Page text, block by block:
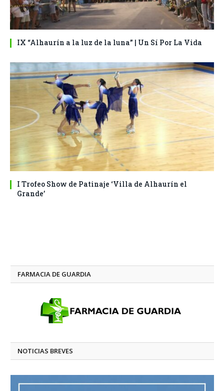
IX “Alhaurín a la luz de la luna” | Un Sí Por La Vida
I Trofeo Show de Patinaje ‘Villa de Alhaurín el
Grande’
FARMACIA DE GUARDIA
NOTICIAS BREVES